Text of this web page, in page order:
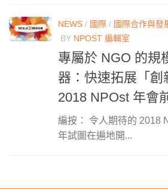
NEWS / 國際 / 國際合作與發
BY NPOST 編輯室
專屬於 NGO 的規
器：快速拓展「創
2018 NPOst 年會
編按： 令人期待的 2018
年試圖在遍地開...